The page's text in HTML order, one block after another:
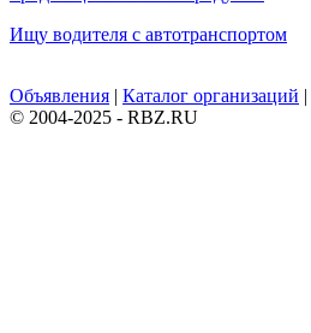
Ищу водителя с автотранспортом
Объявления | Каталог организаций |
© 2004-2025 - RBZ.RU